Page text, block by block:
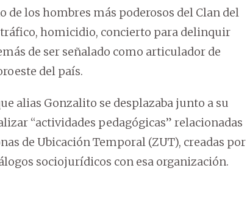
de los hombres más poderosos del Clan del
homicidio, concierto para delinquir
de ser señalado como articulador de
del país.
alias Gonzalito se desplazaba junto a su
“actividades pedagógicas” relacionadas
de Ubicación Temporal (ZUT), creadas por
sociojurídicos con esa organización.